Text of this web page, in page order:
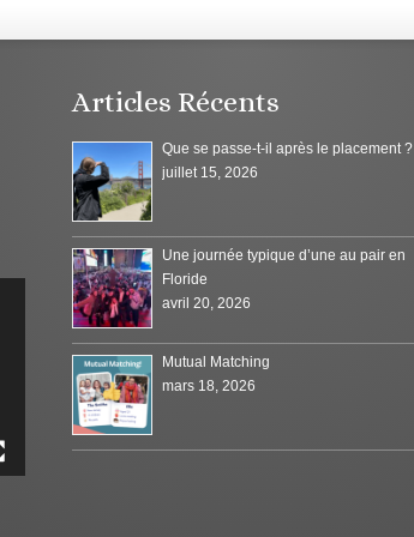
Articles Récents
Que se passe-t-il après le placement ?
juillet 15, 2026
Une journée typique d’une au pair en
Floride
avril 20, 2026
Mutual Matching
mars 18, 2026